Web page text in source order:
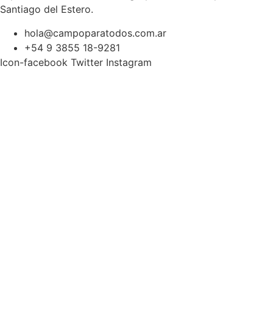
Santiago del Estero.
hola@campoparatodos.com.ar
+54 9 3855 18-9281
Icon-facebook Twitter Instagram